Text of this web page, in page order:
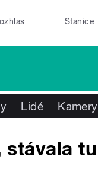
Stanice
Lidé Kamery
stávala tu